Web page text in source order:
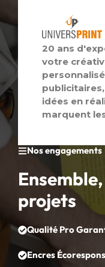
Nos engagements
projets
Qualité Pro
Encres
20 ans
votre
idées en
marquent